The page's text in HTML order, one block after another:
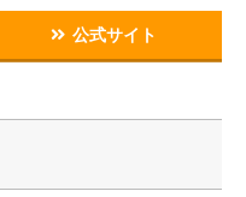
公式サイト